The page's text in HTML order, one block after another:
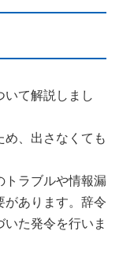
いて解説しまし
め、出さなくても
トラブルや情報漏
があります。辞令
た発令を行いま